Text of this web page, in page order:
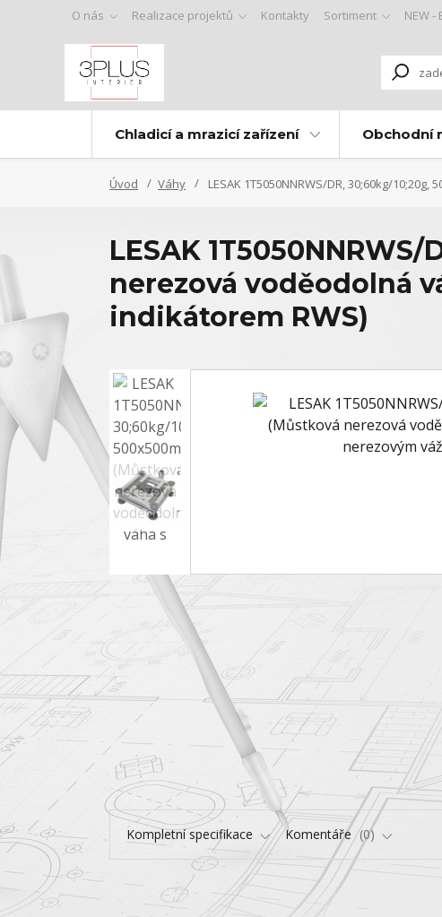
O nás Realizace projektů Kontakty Sortiment NEW
Chladicí a mrazicí zařízení Obchodní
Úvod Váhy LESAK 1T5050NNRWS/DR, 30;60kg/
LESAK
nerezová voděodolná
indikátorem RWS)
Kompletní specifikace Komentáře 0